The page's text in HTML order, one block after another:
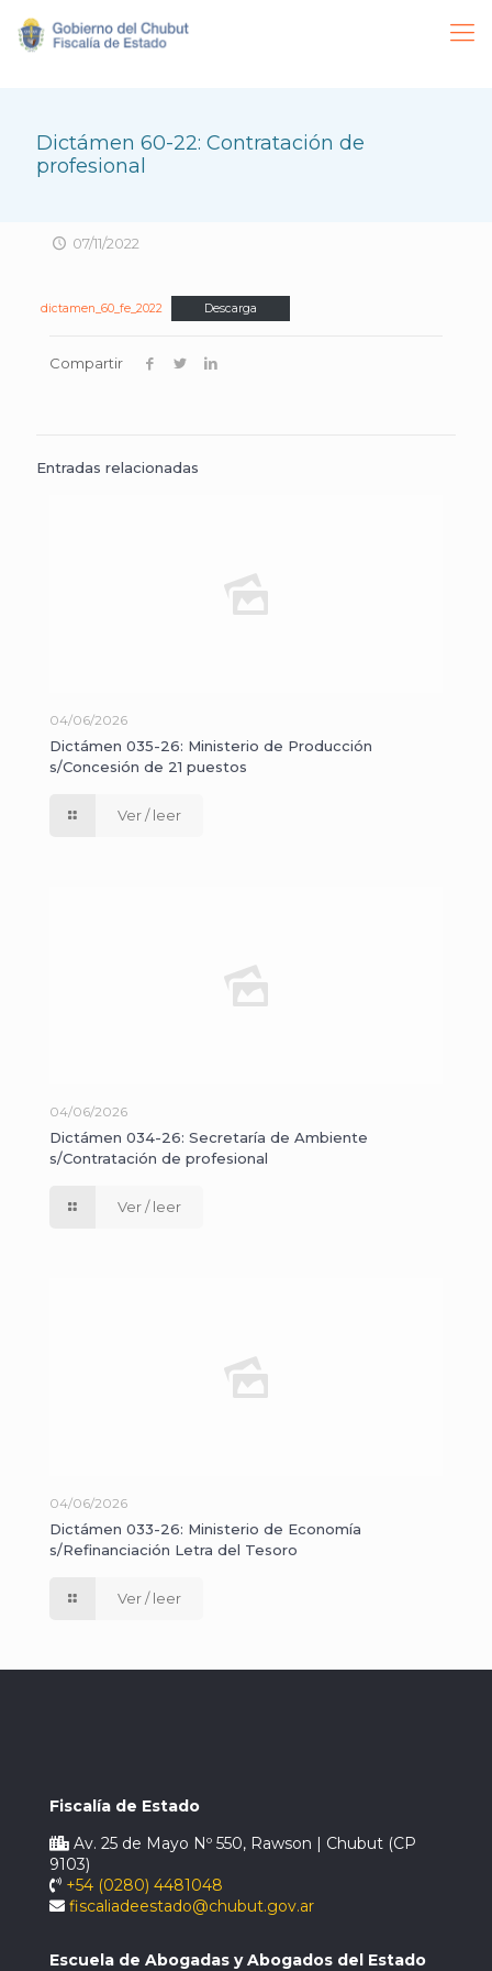
Dictámen 60-22: Contratación de
profesional
07/11/2022
dictamen_60_fe_2022 Descarga
Compartir
Entradas relacionadas
04/06/2026
Dictámen 035-26: Ministerio de Producción
s/Concesión de 21 puestos
Ver / leer
04/06/2026
Dictámen 034-26: Secretaría de Ambiente
s/Contratación de profesional
Ver / leer
04/06/2026
Dictámen 033-26: Ministerio de Economía
s/Refinanciación Letra del Tesoro
Ver / leer
Fiscalía de Estado
Av. 25 de Mayo Nº 550, Rawson | Chubut (CP
9103)
+54 (0280) 4481048
fiscaliadeestado@chubut.gov.ar
Escuela de Abogadas y Abogados del Estado